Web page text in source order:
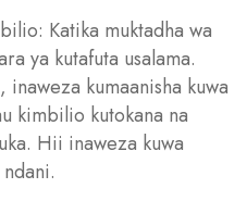
Katika muktadha wa
ya kutafuta usalama.
kumaanisha kuwa
kimbilio kutokana na
Hii inaweza kuwa